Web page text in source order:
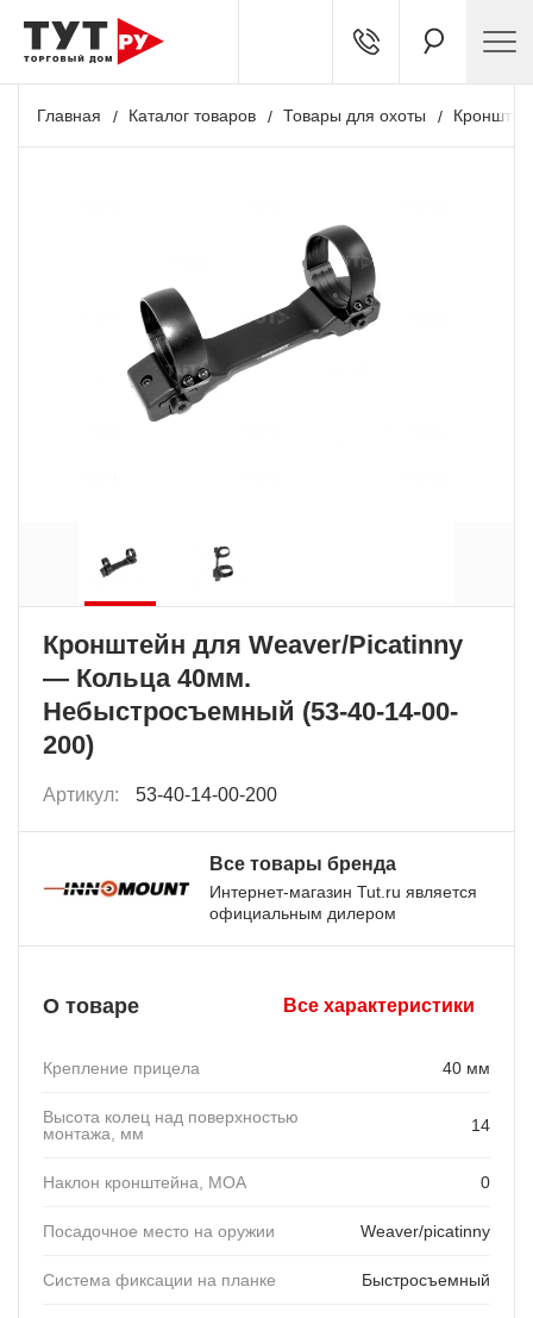
Главная Каталог товаров Товары для охоты
Кронштейн для Weaver/Picatinny
— Кольца 40мм.
Небыстросъемный (53-40-14-00-
200)
Артикул: 53-40-14-00-200
Все товары бренда
Интернет-магазин Tut.ru является
официальным дилером
О товаре Все характеристики
Крепление прицела 40 мм
Высота колец над поверхностью
монтажа, мм
14
Наклон кронштейна, MOA 0
Посадочное место на оружии Weaver/picatinny
Система фиксации на планке Быстросъемный